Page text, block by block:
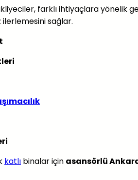
farklı ihtiyaçlara yönelik
sağlar.
katlı binalar için asansörlü